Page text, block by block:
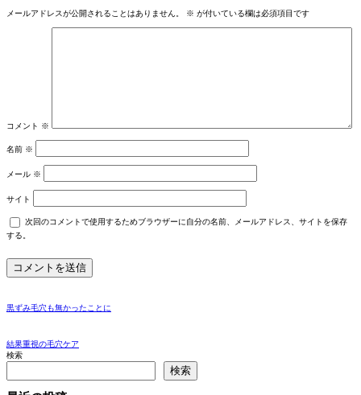
メールアドレスが公開されることはありません。 ※ が付いている欄は必須項目です
コメント ※
名前 ※
メール ※
サイト
次回のコメントで使用するためブラウザーに自分の名前、メールアドレス、サイトを保存
する。
黒ずみ毛穴も無かったことに
結果重視の毛穴ケア
検索
検索